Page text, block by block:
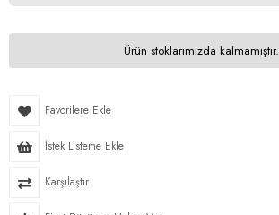
Ürün stoklarımızda kalmamıştır.
Favorilere Ekle
İstek Listeme Ekle
Karşılaştır